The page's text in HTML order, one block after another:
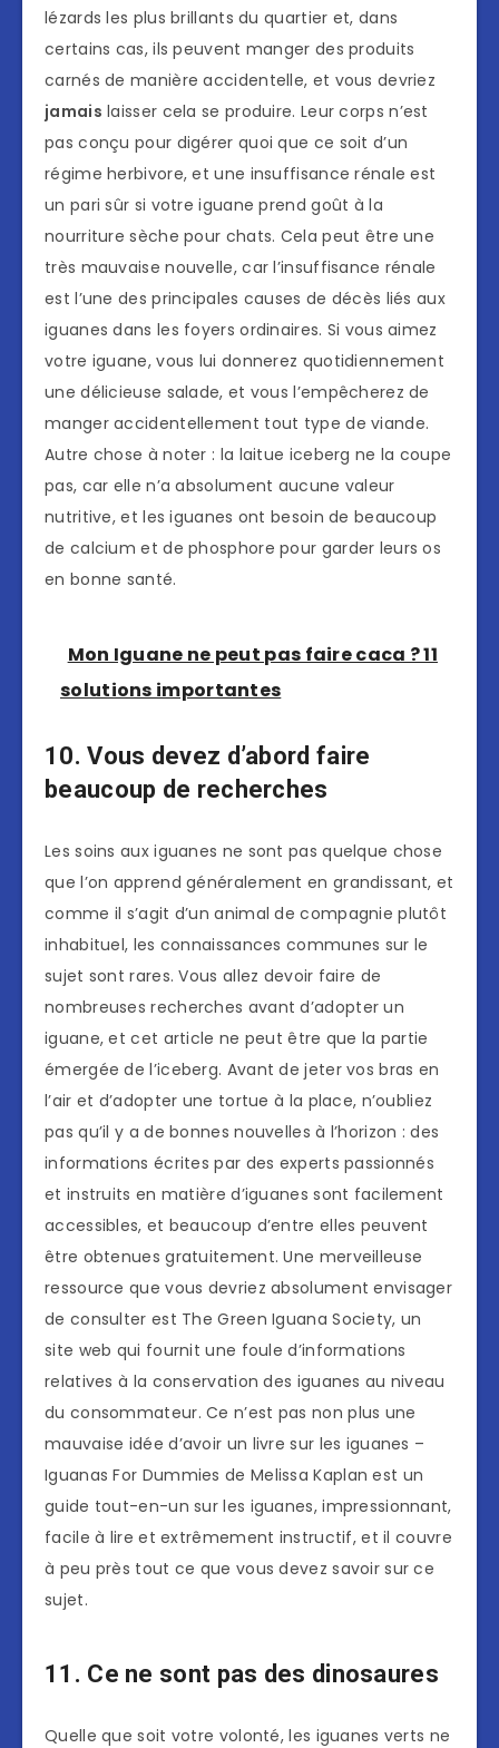
lézards les plus brillants du quartier et, dans
certains cas, ils peuvent manger des produits
carnés de manière accidentelle, et vous devriez
jamais laisser cela se produire. Leur corps n’est
pas conçu pour digérer quoi que ce soit d’un
régime herbivore, et une insuffisance rénale est
un pari sûr si votre iguane prend goût à la
nourriture sèche pour chats. Cela peut être une
très mauvaise nouvelle, car l’insuffisance rénale
est l’une des principales causes de décès liés aux
iguanes dans les foyers ordinaires. Si vous aimez
votre iguane, vous lui donnerez quotidiennement
une délicieuse salade, et vous l’empêcherez de
manger accidentellement tout type de viande.
Autre chose à noter : la laitue iceberg ne la coupe
pas, car elle n’a absolument aucune valeur
nutritive, et les iguanes ont besoin de beaucoup
de calcium et de phosphore pour garder leurs os
en bonne santé.
Mon Iguane ne peut pas faire caca ? 11
solutions importantes
10. Vous devez d’abord faire
beaucoup de recherches
Les soins aux iguanes ne sont pas quelque chose
que l’on apprend généralement en grandissant, et
comme il s’agit d’un animal de compagnie plutôt
inhabituel, les connaissances communes sur le
sujet sont rares. Vous allez devoir faire de
nombreuses recherches avant d’adopter un
iguane, et cet article ne peut être que la partie
émergée de l’iceberg. Avant de jeter vos bras en
l’air et d’adopter une tortue à la place, n’oubliez
pas qu’il y a de bonnes nouvelles à l’horizon : des
informations écrites par des experts passionnés
et instruits en matière d’iguanes sont facilement
accessibles, et beaucoup d’entre elles peuvent
être obtenues gratuitement. Une merveilleuse
ressource que vous devriez absolument envisager
de consulter est The Green Iguana Society, un
site web qui fournit une foule d’informations
relatives à la conservation des iguanes au niveau
du consommateur. Ce n’est pas non plus une
mauvaise idée d’avoir un livre sur les iguanes –
Iguanas For Dummies de Melissa Kaplan est un
guide tout-en-un sur les iguanes, impressionnant,
facile à lire et extrêmement instructif, et il couvre
à peu près tout ce que vous devez savoir sur ce
sujet.
11. Ce ne sont pas des dinosaures
Quelle que soit votre volonté, les iguanes verts ne